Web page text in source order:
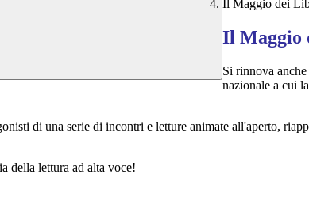
Il Maggio dei
Il Maggio
Si rinnova
nazionale a cui
di una serie di incontri e letture animate all'aperto,
della lettura ad alta voce!